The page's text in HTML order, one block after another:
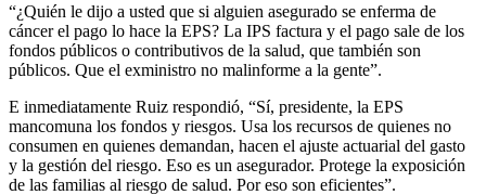
“¿Quién le dijo a usted que si alguien asegurado se enferma de
cáncer el pago lo hace la EPS? La IPS factura y el pago sale de los
fondos públicos o contributivos de la salud, que también son
públicos. Que el exministro no malinforme a la gente”.
E inmediatamente Ruiz respondió, “Sí, presidente, la EPS
mancomuna los fondos y riesgos. Usa los recursos de quienes no
consumen en quienes demandan, hacen el ajuste actuarial del gasto
y la gestión del riesgo. Eso es un asegurador. Protege la exposición
de las familias al riesgo de salud. Por eso son eficientes”.